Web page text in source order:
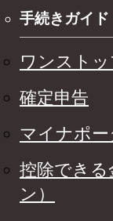
手続きガイド
ワンスト
確定申告
マイナポ
控除できる
ン）